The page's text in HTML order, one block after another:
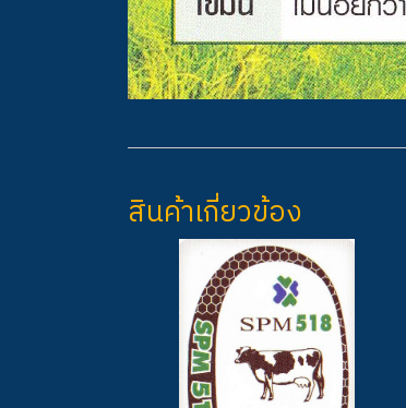
สินค้าเกี่ยวข้อง